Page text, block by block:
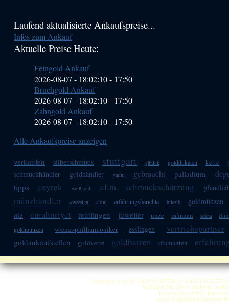
Haupt-
Sidebar
Laufend aktualisierte Ankaufspreise...
Infos zum Ankauf
Aktuelle Preise Heute:
Feingold Ankauf
2026-08-07 - 18:02:10- 17:50
Bruchgold Ankauf
2026-08-07 - 18:02:10- 17:50
Zahngold Ankauf
2026-08-07 - 18:02:10- 17:50
Alle Ankaufspreise anzeigen
verkaufen silberschmuck stuttgart günlük golddukaten kette
schmuckhändler goldhändler yarim gebraucht palladium
tipps ceyrek weißgold alim schmuckschätzung
münzhändler sovereign altini erfahrungsberichte bilezik goldmünzen
ata cumhuriyet reutlingen juwelier unze münzen adana
goldmünzen wiener-philharmoniker esslingen vertriebspartner
goldankaufstellen goldkette goldbarren diamanten
Copyright © by ANKA
So finden Sie uns in Stuttgart:
Impressum| AGB|
Anka Goldankauf Stuttgart